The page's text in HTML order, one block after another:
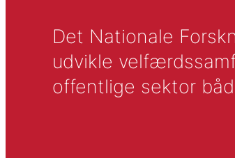
Det Nationale
udvikle
offentlige sektor